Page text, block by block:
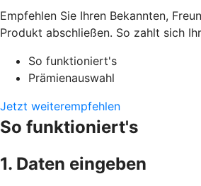
Empfehlen Sie Ihren Bekannten,
Produkt abschließen. So zahlt sich
So funktioniert's
Prämienauswahl
Jetzt weiterempfehlen
So funktioniert's
1. Daten eingeben